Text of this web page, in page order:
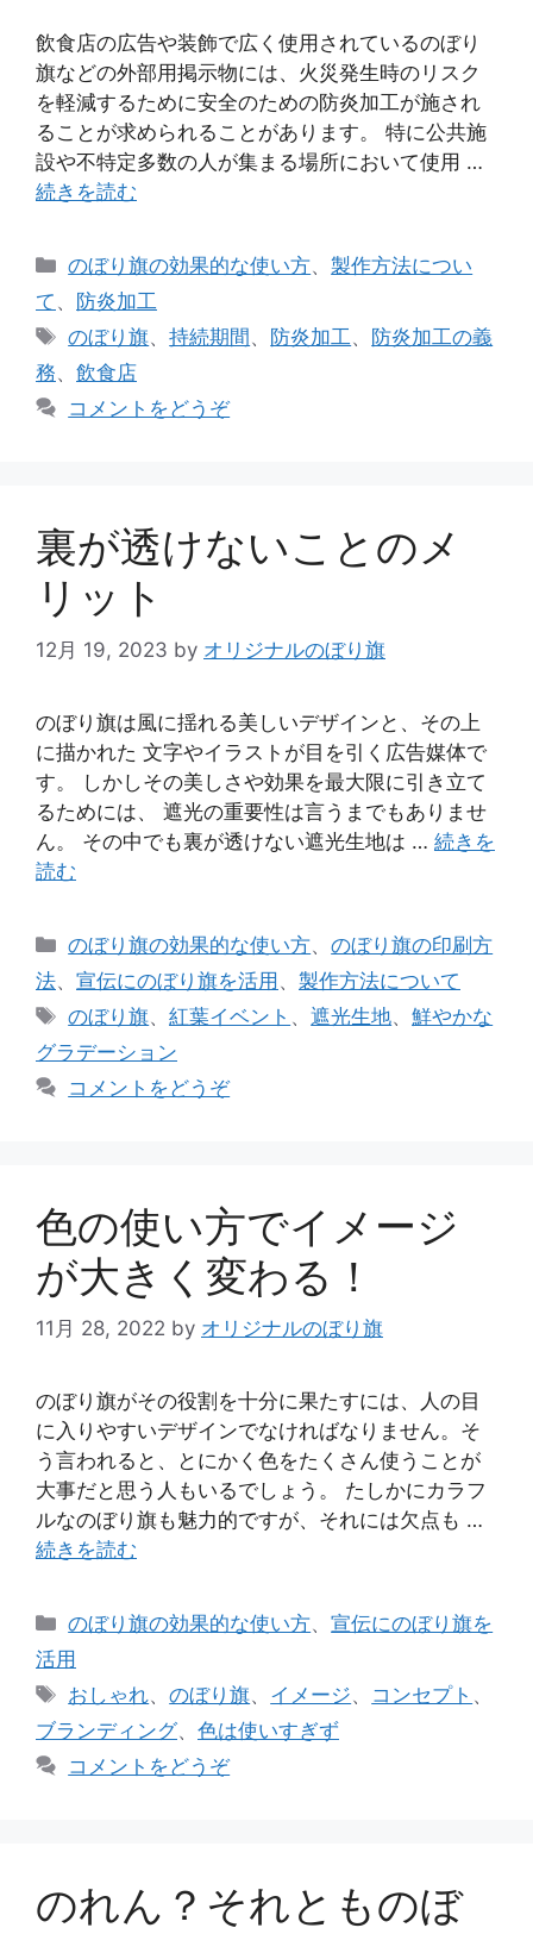
飲食店の広告や装飾で広く使用されているのぼり
旗などの外部用掲示物には、火災発生時のリスク
を軽減するために安全のための防炎加工が施され
ることが求められることがあります。 特に公共施
設や不特定多数の人が集まる場所において使用 …
続きを読む
カ
テ
リ
ー
のぼり旗の効果的な使い方、製作方法につい
て 、 防炎加工
タ
グ
のぼり旗、持続期間 、 防炎加工、 防炎加工の義
務、 飲食店
コメントをどうぞ
裏が透けないことのメ
リット
12月 19, 2023 by オリジナルのぼり旗
のぼり旗は風に揺れる美しいデザインと、その上
に描かれた 文字やイラストが目を引く広告媒体で
す。 しかしその美しさや効果を最大限に引き立て
るためには、 遮光の重要性は言うまでもありませ
ん。 その中でも裏が透けない遮光生地は … 続きを
読む
カ
テ
リ
ー
のぼり旗の効果的な使い方、のぼり旗の印刷方
法、 宣伝にのぼり旗を活用 、 製作方法について
タ
グ
のぼり旗、紅葉イベント 、遮光生地、鮮やかな
グラデーション
コメントをどうぞ
色の使い方でイメージ
が大きく変わる！
11月 28, 2022 by オリジナルのぼり旗
のぼり旗がその役割を十分に果たすには、人の目
に入りやすいデザインでなければなりません。そ
う言われると、とにかく色をたくさん使うことが
大事だと思う人もいるでしょう。 たしかにカラフ
ルなのぼり旗も魅力的ですが、それには欠点も …
続きを読む
カ
テ
リ
ー
のぼり旗の効果的な使い方、宣伝にのぼり旗を
活用
タ
グ
おしゃれ、のぼり旗、 イメージ、 コンセプト 、
ブランディング、 色は使いすぎず
コメントをどうぞ
のれん？それとものぼ